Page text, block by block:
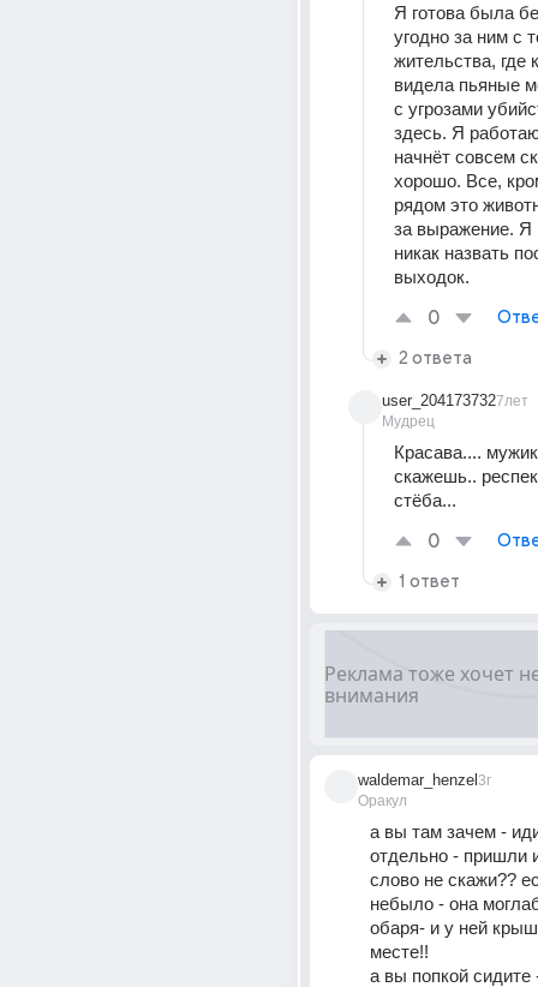
Я готова была
угодно за ним с
жительства, где
видела пьяные
с угрозами
здесь. Я
начнёт совсем
хорошо. Все,
рядом это
за выражение. Я
никак назвать
выходок.
0
2 ответа
user_204173732
Мудрец
7лет
Красава....
скажешь..
стёба...
0
1 ответ
waldemar_henzel
Оракул
3г
а вы там зачем -
отдельно - пришли
слово не скажи??
небыло - она
обаря- и у ней
месте!!
а вы попкой сидите